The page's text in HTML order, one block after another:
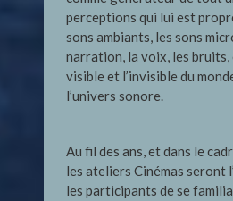
perceptions qui lui est
sons ambiants, les sons
narration, la voix, les bruits,
visible et l’invisible du
l’univers sonore.
Au fil des ans, et dans le
les ateliers Cinémas seront
les participants de se